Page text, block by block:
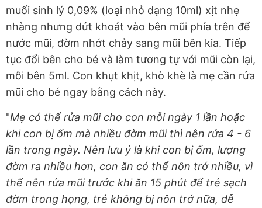
muối sinh lý 0,09% (loại nhỏ dạng 10ml) xịt nhẹ
nhàng nhưng dứt khoát vào bên mũi phía trên để
nước mũi, đờm nhớt chảy sang mũi bên kia. Tiếp
tục đổi bên cho bé và làm tương tự với mũi còn lại,
mỗi bên 5ml. Con khụt khịt, khò khè là mẹ cần rửa
mũi cho bé ngay bằng cách này.
"Mẹ có thể rửa mũi cho con mỗi ngày 1 lần hoặc
khi con bị ốm mà nhiều đờm mũi thì nên rửa 4 - 6
lần trong ngày. Nên lưu ý là khi con bị ốm, lượng
đờm ra nhiều hơn, con ăn có thể nôn trớ nhiều, vì
thế nên rửa mũi trước khi ăn 15 phút để trẻ sạch
đờm trong họng, trẻ không bị nôn trớ nữa, dễ